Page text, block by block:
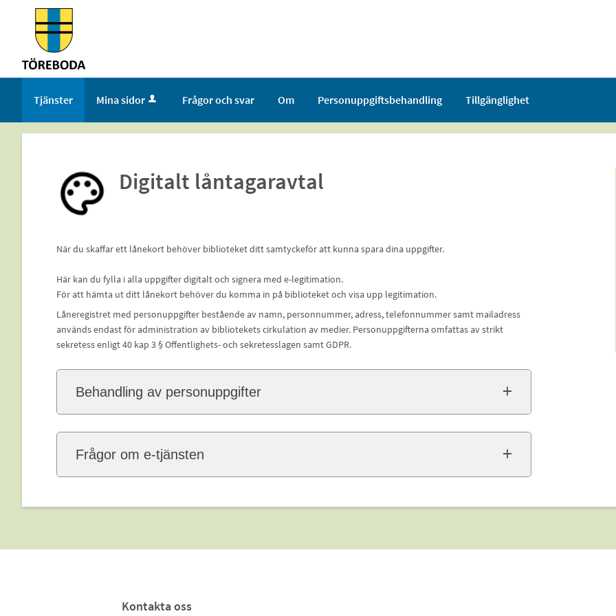
Välkommen
tjänster
kommunTjänster Mina sidor Frågor och svar Om Personuppgiftsbehandling Tillgänglighet
Digitalt låntagaravtal
När du skaffar ett lånekort behöver biblioteket ditt samtyckeför att kunna spara dina uppgifter.
Här kan du fylla i alla uppgifter digitalt och signera med e-legitimation.
För att hämta ut ditt lånekort behöver du komma in på biblioteket och visa upp legitimation.
Låneregistret med personuppgifter bestående av namn, personnummer, adress, telefonnummer samt mailadress
används endast för administration av bibliotekets cirkulation av medier. Personuppgifterna omfattas av strikt
sekretess enligt 40 kap 3 § Offentlighets- och sekretesslagen samt GDPR.
Behandling av personuppgifter
Frågor om e-tjänsten
Kontakta oss